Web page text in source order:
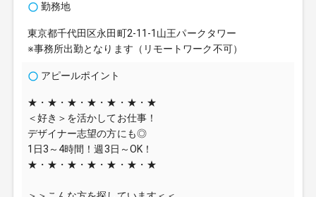
勤務地
東京都千代田区永田町2-11-1山王パークタワー
※事務所出勤となります（リモートワーク不可）
アピールポイント
★・★・★・★・★・★・★
＜好き＞を活かしてお仕事！
デザイナー志望の方にも◎
1日3～4時間！週3日～OK！
★・★・★・★・★・★・★